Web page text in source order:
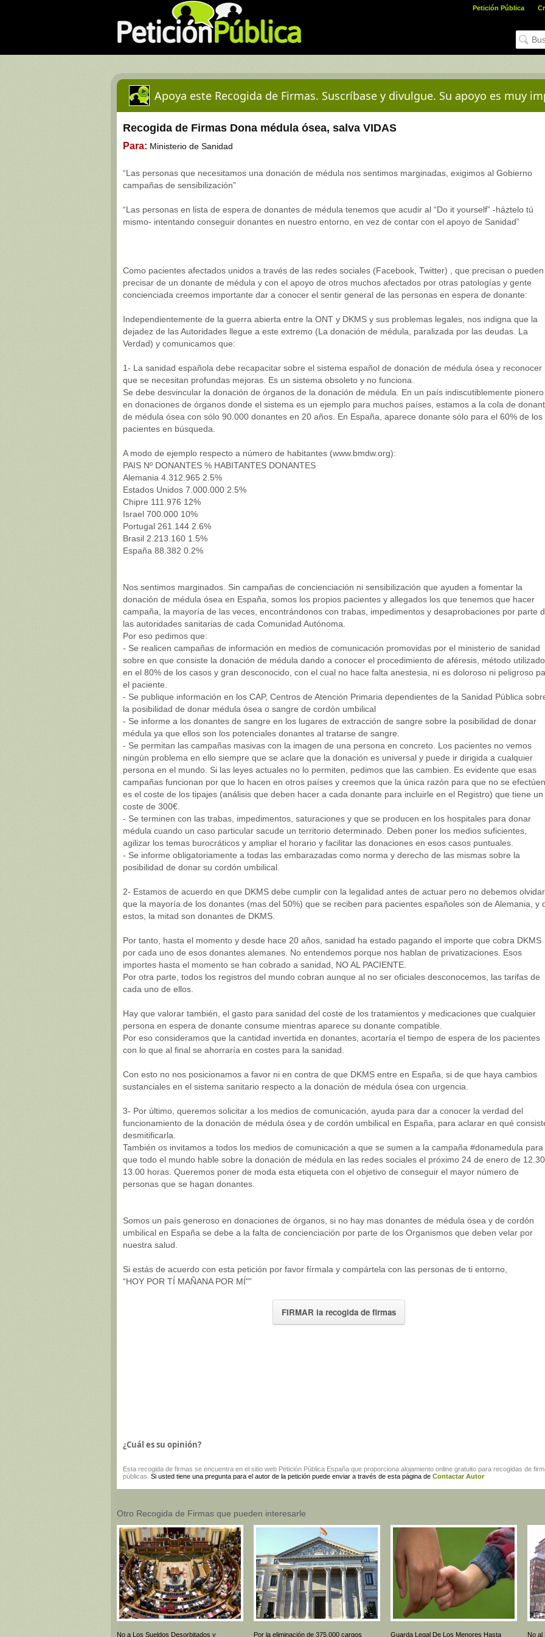
Petición Pública
Apoya este Recogida de Firmas. Suscríbase y divulgue. Su apoyo es muy
Recogida de Firmas Dona médula ósea, salva VIDAS
Para: Ministerio de Sanidad
“Las personas que necesitamos una donación de médula nos sentimos marginadas, exigimos al Gobierno
campañas de sensibilización”
“Las personas en lista de espera de donantes de médula tenemos que acudir al “Do it yourself” -háztelo tú
mismo- intentando conseguir donantes en nuestro entorno, en vez de contar con el apoyo de Sanidad”
Como pacientes afectados unidos a través de las redes sociales (Facebook, Twitter) , que precisan o pueden
precisar de un donante de médula y con el apoyo de otros muchos afectados por otras patologías y gente
concienciada creemos importante dar a conocer el sentir general de las personas en espera de donante:
Independientemente de la guerra abierta entre la ONT y DKMS y sus problemas legales, nos indigna que la
dejadez de las Autoridades llegue a este extremo (La donación de médula, paralizada por las deudas. La
Verdad) y comunicamos que:
1- La sanidad española debe recapacitar sobre el sistema español de donación de médula ósea y reconocer
que se necesitan profundas mejoras. Es un sistema obsoleto y no funciona.
Se debe desvincular la donación de órganos de la donación de médula. En un país indiscutiblemente pionero
en donaciones de órganos donde el sistema es un ejemplo para muchos países, estamos a la cola de
de médula ósea con sólo 90.000 donantes en 20 años. En España, aparece donante sólo para el 60% de los
pacientes en búsqueda.
A modo de ejemplo respecto a número de habitantes (www.bmdw.org):
PAIS Nº DONANTES % HABITANTES DONANTES
Alemania 4.312.965 2.5%
Estados Unidos 7.000.000 2.5%
Chipre 111.976 12%
Israel 700.000 10%
Portugal 261.144 2.6%
Brasil 2.213.160 1.5%
España 88.382 0.2%
Nos sentimos marginados. Sin campañas de concienciación ni sensibilización que ayuden a fomentar la
donación de médula ósea en España, somos los propios pacientes y allegados los que tenemos que hacer
campaña, la mayoría de las veces, encontrándonos con trabas, impedimentos y desaprobaciones por parte
las autoridades sanitarias de cada Comunidad Autónoma.
Por eso pedimos que:
- Se realicen campañas de información en medios de comunicación promovidas por el ministerio de sanidad
sobre en que consiste la donación de médula dando a conocer el procedimiento de aféresis, método utilizado
en el 80% de los casos y gran desconocido, con el cual no hace falta anestesia, ni es doloroso ni peligroso
el paciente.
- Se publique información en los CAP, Centros de Atención Primaria dependientes de la Sanidad Pública
la posibilidad de donar médula ósea o sangre de cordón umbilical
- Se informe a los donantes de sangre en los lugares de extracción de sangre sobre la posibilidad de donar
médula ya que ellos son los potenciales donantes al tratarse de sangre.
- Se permitan las campañas masivas con la imagen de una persona en concreto. Los pacientes no vemos
ningún problema en ello siempre que se aclare que la donación es universal y puede ir dirigida a cualquier
persona en el mundo. Si las leyes actuales no lo permiten, pedimos que las cambien. Es evidente que esas
campañas funcionan por que lo hacen en otros países y creemos que la única razón para que no se efectúen
es el coste de los tipajes (análisis que deben hacer a cada donante para incluirle en el Registro) que tiene un
coste de 300€.
- Se terminen con las trabas, impedimentos, saturaciones y que se producen en los hospitales para donar
médula cuando un caso particular sacude un territorio determinado. Deben poner los medios suficientes,
agilizar los temas burocráticos y ampliar el horario y facilitar las donaciones en esos casos puntuales.
- Se informe obligatoriamente a todas las embarazadas como norma y derecho de las mismas sobre la
posibilidad de donar su cordón umbilical.
2- Estamos de acuerdo en que DKMS debe cumplir con la legalidad antes de actuar pero no debemos olvidar
que la mayoría de los donantes (mas del 50%) que se reciben para pacientes españoles son de Alemania, y
estos, la mitad son donantes de DKMS.
Por tanto, hasta el momento y desde hace 20 años, sanidad ha estado pagando el importe que cobra DKMS
por cada uno de esos donantes alemanes. No entendemos porque nos hablan de privatizaciones. Esos
importes hasta el momento se han cobrado a sanidad, NO AL PACIENTE.
Por otra parte, todos los registros del mundo cobran aunque al no ser oficiales desconocemos, las tarifas de
cada uno de ellos.
Hay que valorar también, el gasto para sanidad del coste de los tratamientos y medicaciones que cualquier
persona en espera de donante consume mientras aparece su donante compatible.
Por eso consideramos que la cantidad invertida en donantes, acortaría el tiempo de espera de los pacientes
con lo que al final se ahorraría en costes para la sanidad.
Con esto no nos posicionamos a favor ni en contra de que DKMS entre en España, si de que haya cambios
sustanciales en el sistema sanitario respecto a la donación de médula ósea con urgencia.
3- Por último, queremos solicitar a los medios de comunicación, ayuda para dar a conocer la verdad del
funcionamiento de la donación de médula ósea y de cordón umbilical en España, para aclarar en qué
desmitificarla.
También os invitamos a todos los medios de comunicación a que se sumen a la campaña #donamedula para
que todo el mundo hable sobre la donación de médula en las redes sociales el próximo 24 de enero de
13.00 horas. Queremos poner de moda esta etiqueta con el objetivo de conseguir el mayor número de
personas que se hagan donantes.
Somos un país generoso en donaciones de órganos, si no hay mas donantes de médula ósea y de cordón
umbilical en España se debe a la falta de concienciación por parte de los Organismos que deben velar por
nuestra salud.
Si estás de acuerdo con esta petición por favor fírmala y compártela con las personas de ti entorno,
“HOY POR TÍ MAÑANA POR MÍ"”
FIRMAR la recogida de firmas
¿Cuál es su opinión?
Esta recogida de firmas se encuentra en el sitio web Petición Pública España que proporciona alojamiento online gratuito para recogidas de
públicas. Si usted tiene una pregunta para el autor de la petición puede enviar a través de esta página de Contactar Autor
Otro Recogida de Firmas que pueden interesarle
No a Los Sueldos Desorbitados y Por la eliminación de 375.000 cargos Guarda Legal De Los Menores Hasta No al